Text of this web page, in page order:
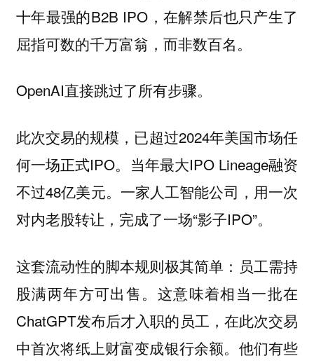
十年最强的B2B IPO，在解禁后也只产生了
屈指可数的千万富翁，而非数百名。
OpenAI直接跳过了所有步骤。
此次交易的规模，已超过2024年美国市场任
何一场正式IPO。当年最大IPO Lineage融资
不过48亿美元。一家人工智能公司，用一次
对内老股转让，完成了一场“影子IPO”。
这套流动性的脚本规则极其简单：员工需持
股满两年方可出售。这意味着相当一批在
ChatGPT发布后才入职的员工，在此次交易
中首次将纸上财富变成银行余额。他们有些